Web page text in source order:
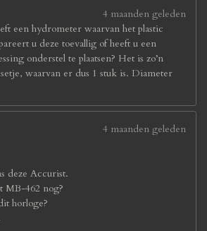
4 maanden geleden
een hydrometer waarvan het plastic
u deze toevallig of heeft u een
onderstel te plaatsen? Het is zo’n
waarvan er dus 1 stuk is. Diameter
4 maanden geleden
deze Accurist.
MB-462 nog?
horloge?